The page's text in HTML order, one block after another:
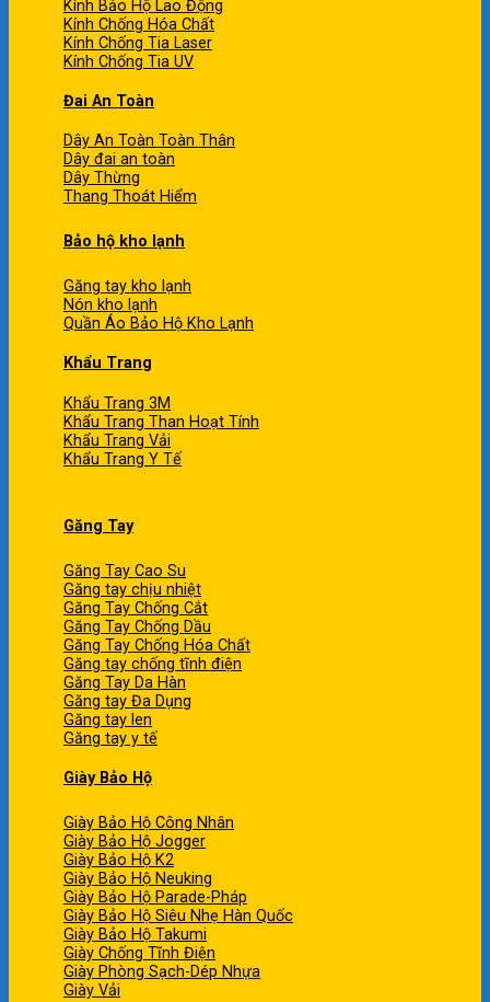
Kính Bảo Hộ Lao Động
Kính Chống Hóa Chất
Kính Chống Tia Laser
Kính Chống Tia UV
Đai An Toàn
Dây An Toàn Toàn Thân
Dây đai an toàn
Dây Thừng
Thang Thoát Hiểm
Bảo hộ kho lạnh
Găng tay kho lạnh
Nón kho lạnh
Quần Áo Bảo Hộ Kho Lạnh
Khẩu Trang
Khẩu Trang 3M
Khẩu Trang Than Hoạt Tính
Khẩu Trang Vải
Khẩu Trang Y Tế
Găng Tay
Găng Tay Cao Su
Găng tay chịu nhiệt
Găng Tay Chống Cắt
Găng Tay Chống Dầu
Găng Tay Chống Hóa Chất
Găng tay chống tĩnh điện
Găng Tay Da Hàn
Găng tay Đa Dụng
Găng tay len
Găng tay y tế
Giày Bảo Hộ
Giày Bảo Hộ Công Nhân
Giày Bảo Hộ Jogger
Giày Bảo Hộ K2
Giày Bảo Hộ Neuking
Giày Bảo Hộ Parade-Pháp
Giày Bảo Hộ Siêu Nhẹ Hàn Quốc
Giày Bảo Hộ Takumi
Giày Chống Tĩnh Điện
Giày Phòng Sạch-Dép Nhựa
Giày Vải